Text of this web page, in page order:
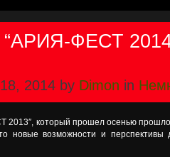
“АРИЯ-ФЕСТ
2014 by Dimon in
который прошел осенью
новые возможности и перспективы